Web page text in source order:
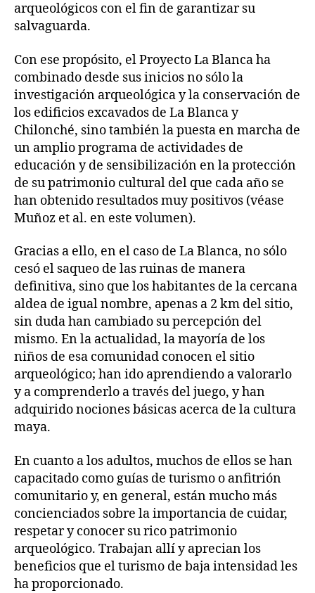
arqueológicos con el fin de garantizar su
salvaguarda.
Con ese propósito, el Proyecto La Blanca ha
combinado desde sus inicios no sólo la
investigación arqueológica y la conservación de
los edificios excavados de La Blanca y
Chilonché, sino también la puesta en marcha de
un amplio programa de actividades de
educación y de sensibilización en la protección
de su patrimonio cultural del que cada año se
han obtenido resultados muy positivos (véase
Muñoz et al. en este volumen).
Gracias a ello, en el caso de La Blanca, no sólo
cesó el saqueo de las ruinas de manera
definitiva, sino que los habitantes de la cercana
aldea de igual nombre, apenas a 2 km del sitio,
sin duda han cambiado su percepción del
mismo. En la actualidad, la mayoría de los
niños de esa comunidad conocen el sitio
arqueológico; han ido aprendiendo a valorarlo
y a comprenderlo a través del juego, y han
adquirido nociones básicas acerca de la cultura
maya.
En cuanto a los adultos, muchos de ellos se han
capacitado como guías de turismo o anfitrión
comunitario y, en general, están mucho más
concienciados sobre la importancia de cuidar,
respetar y conocer su rico patrimonio
arqueológico. Trabajan allí y aprecian los
beneficios que el turismo de baja intensidad les
ha proporcionado.